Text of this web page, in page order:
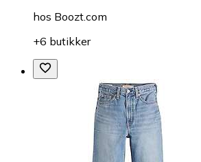
hos Boozt.com
+6 butikker